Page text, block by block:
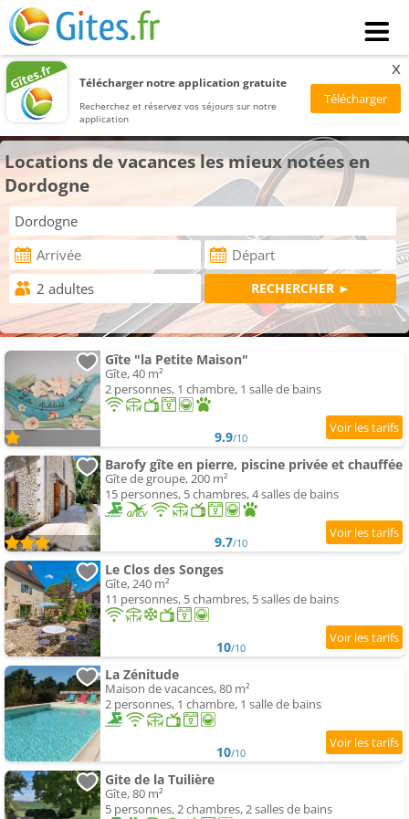
Télécharger notre application gratuite
Recherchez et réservez vos séjours sur notre
application
x
Locations de vacances les mieux notées en
Dordogne
Gîte "la Petite Maison"
Gîte, 40 m²
2 personnes, 1 chambre, 1 salle de bains
9.9/10
Barofy gîte en pierre, piscine privée et chauffée
Gîte de groupe, 200 m²
15 personnes, 5 chambres, 4 salles de bains
9.7/10
Le Clos des Songes
Gîte, 240 m²
11 personnes, 5 chambres, 5 salles de bains
10/10
La Zénitude
Maison de vacances, 80 m²
2 personnes, 1 chambre, 1 salle de bains
10/10
Gite de la Tuilière
Gîte, 80 m²
5 personnes, 2 chambres, 2 salles de bains